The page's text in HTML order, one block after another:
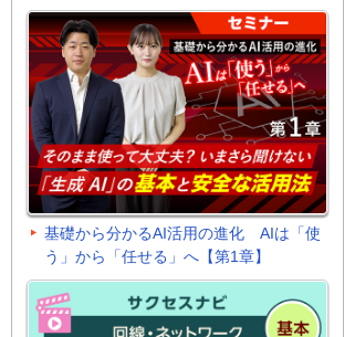
基礎から分かるAI活用の進化 AIは「使
う」から「任せる」へ【第1章】